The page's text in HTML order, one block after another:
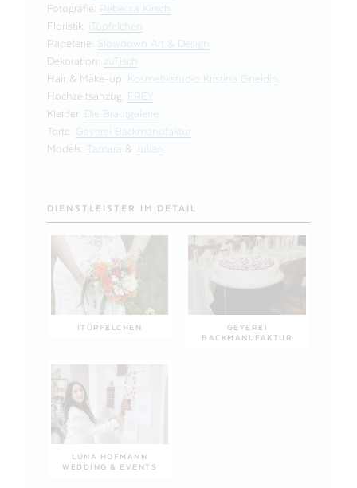
Fotografie: Rebecca Kirsch
Floristik: iTüpfelchen
Papeterie:
Slowdown Art & Design
Dekoration: zuTisch
Hair & Make-up: Kosmetikstudio Kristina Gneidin
Hochzeitsanzug: FREY
Kleider: Die Brautgalerie
Torte: Geyerei Backmanufaktur
Models:
Tamara & Julian
DIENSTLEISTER IM DETAIL
ITÜPFELCHEN
GEYEREI
BACKMANUFAKTUR
LUNA HOFMANN
WEDDING & EVENTS